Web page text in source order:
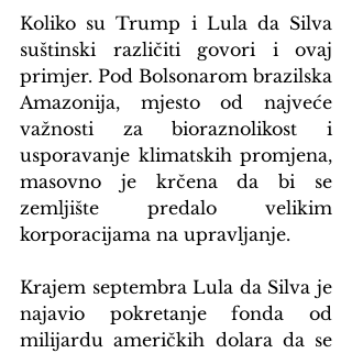
Koliko su Trump i Lula da Silva
suštinski različiti govori i ovaj
primjer. Pod Bolsonarom brazilska
Amazonija, mjesto od najveće
važnosti za bioraznolikost i
usporavanje klimatskih promjena,
masovno je krčena da bi se
zemljište predalo velikim
korporacijama na upravljanje.
Krajem septembra Lula da Silva je
najavio pokretanje fonda od
milijardu američkih dolara da se